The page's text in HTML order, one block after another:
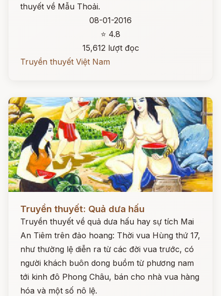
thuyết về Mẫu Thoải.
08-01-2016
⭐ 4.8
15,612 lượt đọc
Truyền thuyết Việt Nam
Đọc ngay
Truyền thuyết: Quả dưa hấu
Truyền thuyết về quả dưa hấu hay sự tích Mai
An Tiêm trên đảo hoang: Thời vua Hùng thứ 17,
như thường lệ diễn ra từ các đời vua trước, có
người khách buôn dong buồm từ phương nam
tới kinh đô Phong Châu, bán cho nhà vua hàng
hóa và một số nô lệ.